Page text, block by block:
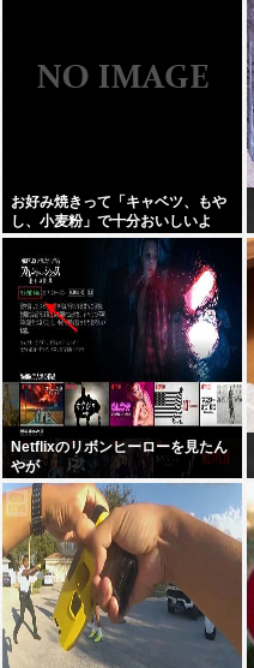
お好み焼きって「キャベツ、もや
し、小麦粉」で十分おいしいよ
ね？
Netflixのリボンヒーローを見たん
やが